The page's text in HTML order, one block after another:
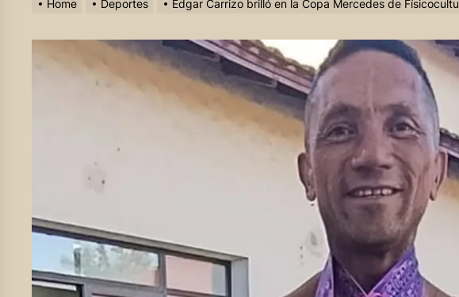
Home Deportes Edgar Carrizo brilló en la Copa Mercedes de